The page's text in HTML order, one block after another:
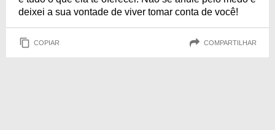
deixei a sua vontade de viver tomar conta de você!
COPIAR COMPARTILHAR